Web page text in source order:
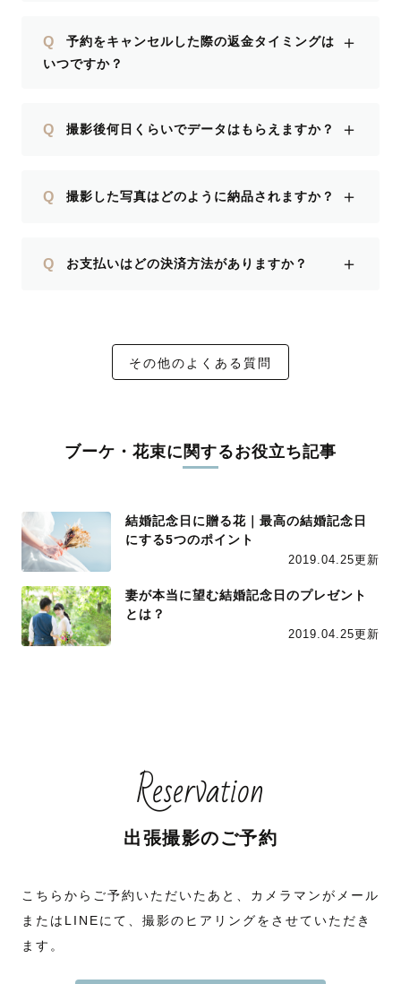
Q
予約をキャンセルした際の返金タイミングは
いつですか？
＋
Q 撮影後何日くらいでデータはもらえますか？ ＋
Q 撮影した写真はどのように納品されますか？ ＋
Q お支払いはどの決済方法がありますか？ ＋
その他のよくある質問
ブーケ・花束に関するお役立ち記事
結婚記念日に贈る花｜最高の結婚記念日
にする5つのポイント
2019.04.25更新
妻が本当に望む結婚記念日のプレゼント
とは？
2019.04.25更新
Reservation
出張撮影のご予約
こちらからご予約いただいたあと、カメラマンがメール
またはLINEにて、撮影のヒアリングをさせていただき
ます。